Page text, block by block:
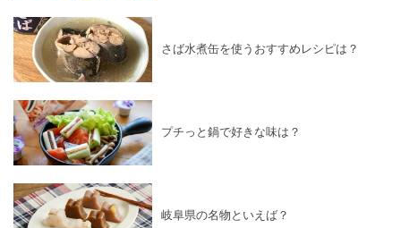
さば水煮缶を使うおすすめレシピは？
プチっと鍋で好きな味は？
岐阜県の名物といえば？